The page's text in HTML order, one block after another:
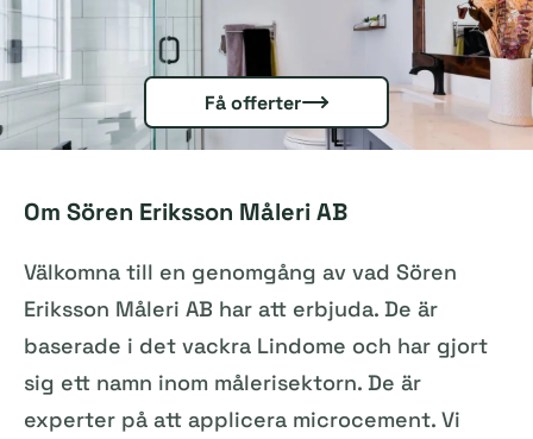
Få offerter
Om Sören Eriksson Måleri AB
Välkomna till en genomgång av vad Sören
Eriksson Måleri AB har att erbjuda. De är
baserade i det vackra Lindome och har gjort
sig ett namn inom målerisektorn. De är
experter på att applicera microcement. Vi